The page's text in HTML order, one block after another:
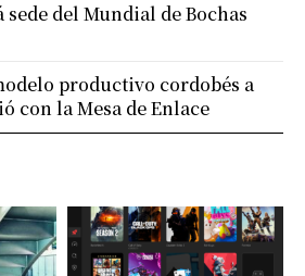
sede del Mundial de Bochas
productivo cordobés a
con la Mesa de Enlace